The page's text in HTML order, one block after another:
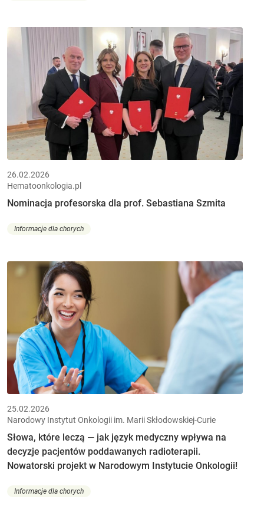
26.02.2026
Hematoonkologia.pl
Nominacja profesorska dla prof. Sebastiana Szmita
Informacje dla chorych
25.02.2026
Narodowy Instytut Onkologii im. Marii Skłodowskiej-Curie
Słowa, które leczą — jak język medyczny wpływa na
decyzje pacjentów poddawanych radioterapii.
Nowatorski projekt w Narodowym Instytucie Onkologii!
Informacje dla chorych